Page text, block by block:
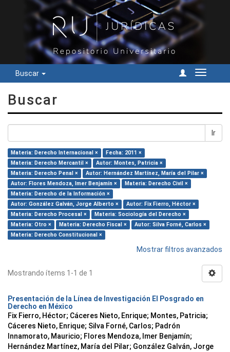
Buscar
Cambiar
Buscar
Ir
Materia: Derecho Internacional ×
Fecha: 2011 ×
Materia: Derecho Mercantil ×
Autor: Montes, Patricia ×
Materia: Derecho Penal ×
Autor: Hernández Martínez, María del Pilar ×
Autor: Flores Mendoza, Imer Benjamín ×
Materia: Derecho Civil ×
Materia: Derecho de la Información ×
Autor: González Galván, Jorge Alberto ×
Autor: Fix Fierro, Héctor ×
Materia: Derecho Procesal ×
Materia: Sociología del Derecho ×
Materia: Otro ×
Materia: Derecho Fiscal ×
Autor: Silva Forné, Carlos ×
Materia: Derecho Constitucional ×
Mostrar filtros avanzados
Mostrando ítems 1-1 de 1
Presentación de la Línea de Investigación El Posgrado en
Derecho en México
Fix Fierro, Héctor; Cáceres Nieto, Enrique; Montes, Patricia;
Cáceres Nieto, Enrique; Silva Forné, Carlos; Padrón
Innamorato, Mauricio; Flores Mendoza, Imer Benjamín;
Hernández Martínez, María del Pilar; González Galván, Jorge